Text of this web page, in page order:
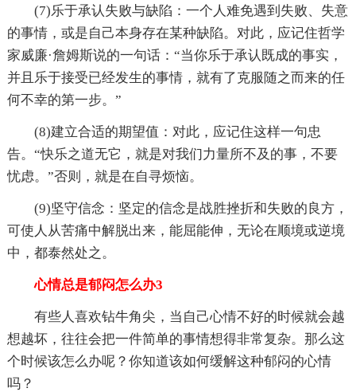
(7)乐于承认失败与缺陷：一个人难免遇到失败、失意
的事情，或是自己本身存在某种缺陷。对此，应记住哲学
家威廉·詹姆斯说的一句话：“当你乐于承认既成的事实，
并且乐于接受已经发生的事情，就有了克服随之而来的任
何不幸的第一步。”
(8)建立合适的期望值：对此，应记住这样一句忠
告。“快乐之道无它，就是对我们力量所不及的事，不要
忧虑。”否则，就是在自寻烦恼。
(9)坚守信念：坚定的信念是战胜挫折和失败的良方，
可使人从苦痛中解脱出来，能屈能伸，无论在顺境或逆境
中，都泰然处之。
心情总是郁闷怎么办3
有些人喜欢钻牛角尖，当自己心情不好的时候就会越
想越坏，往往会把一件简单的事情想得非常复杂。那么这
个时候该怎么办呢？你知道该如何缓解这种郁闷的心情
吗？